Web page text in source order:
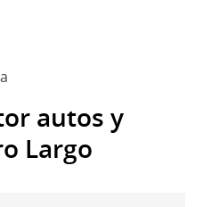
autos y
Largo